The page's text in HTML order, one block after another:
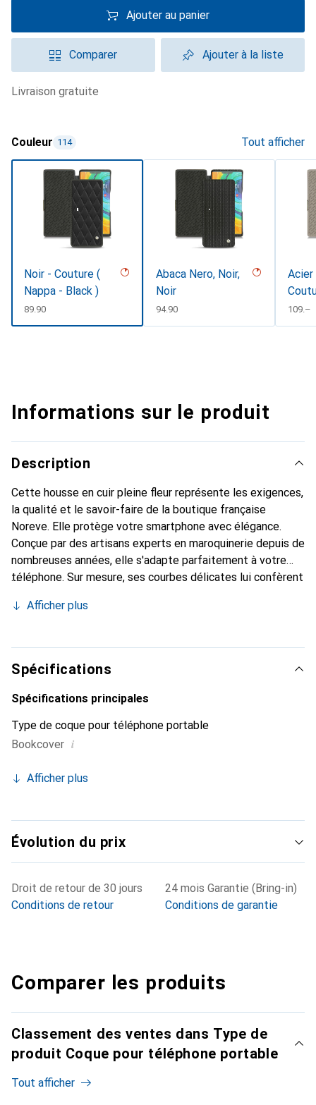
Ajouter au panier
Comparer Ajouter à la liste
livraison gratuite
Couleur 114 Tout afficher
Noir - Couture (
Nappa - Black )
CHF
89.90
Abaca Nero, Noir,
Noir
CHF
94.90 CHF
109.–
Informations sur le produit
Description
Cette housse en cuir pleine fleur représente les exigences,
la qualité et le savoir-faire de la boutique française
Noreve. Elle protège votre smartphone avec élégance.
Conçue par des artisans experts en maroquinerie depuis de
nombreuses années, elle s'adapte parfaitement à votre
téléphone. Sur mesure, ses courbes délicates lui confèrent
et indispensable de votre smartphone. Reconnaître
marque Noreve est un choix sûr pour une clientèle
exigeante.
Afficher plus
Spécifications
Spécifications principales
Type de coque pour téléphone portable
Bookcover i
Afficher plus
Évolution du prix
Droit de retour de 30 jours
Conditions de retour
24 mois Garantie (Bring-in)
Conditions de garantie
Comparer les produits
Classement des ventes dans Type de
produit Coque pour téléphone portable
Tout afficher